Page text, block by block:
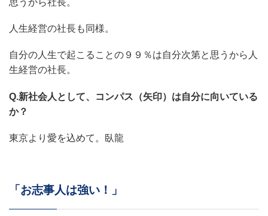
思うから社長。
人生経営の社長も同様。
自分の人生で起こることの９９％は自分次第と思うから人
生経営の社長。
Q.新社会人として、コンパス（矢印）は自分に向いている
か？
東京より愛を込めて。臥龍
「お志事人は強い！」